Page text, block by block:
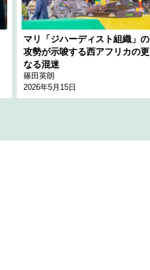
マリ「ジハーディスト組織」の
攻勢が示唆する西アフリカの更
なる混迷
篠田英朗
2026年5月15日